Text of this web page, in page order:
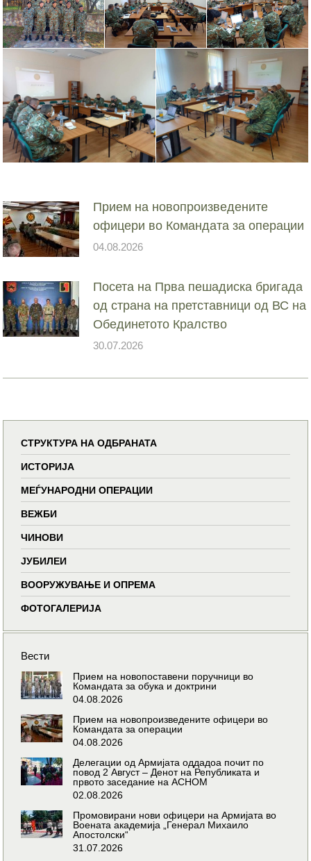
Прием на новопроизведените
офицери во Командата за операции
04.08.2026
Посета на Прва пешадиска бригада
од страна на претставници од ВС на
Обединетото Кралство
30.07.2026
СТРУКТУРА НА ОДБРАНАТА
ИСТОРИЈА
МЕЃУНАРОДНИ ОПЕРАЦИИ
ВЕЖБИ
ЧИНОВИ
ЈУБИЛЕИ
ВООРУЖУВАЊЕ И ОПРЕМА
ФОТОГАЛЕРИЈА
Вести
Прием на новопоставени поручници во
Командата за обука и доктрини
04.08.2026
Прием на новопроизведените офицери во
Командата за операции
04.08.2026
Делегации од Армијата оддадоа почит по
повод 2 Август – Денот на Републиката и
првото заседание на АСНОМ
02.08.2026
Промовирани нови офицери на Армијата во
Воената академија „Генерал Михаило
Апостолски“
31.07.2026